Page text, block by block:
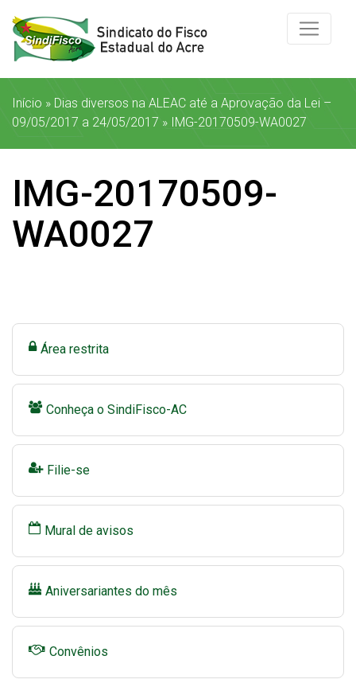
Início » Dias diversos na ALEAC até a Aprovação da Lei –
09/05/2017 a 24/05/2017 » IMG-20170509-WA0027
IMG-20170509-
WA0027
Área restrita
Conheça o SindiFisco-AC
Filie-se
Mural de avisos
Aniversariantes do mês
Convênios